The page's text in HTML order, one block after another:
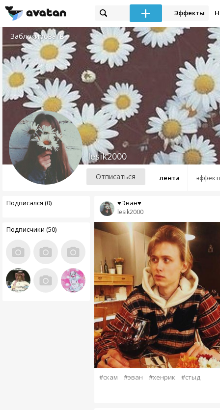
Эффекты
Заблокировать
лента
lesik2000
Отписаться
Подписался (0)
Подписчики (50)
lesik2000
♥Эван♥
#скам #эван #хенрик #стыд